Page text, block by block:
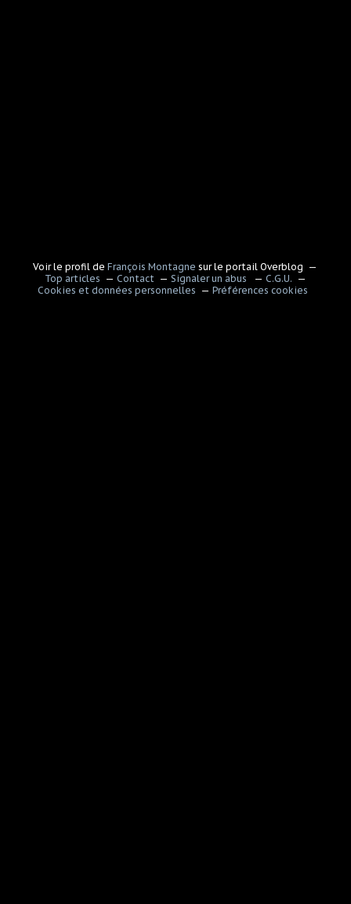
Voir le profil deFrançois Montagne sur le portail Overblog
Top articles
Contact Signaler un abus
C.G.U.
Cookies et données personnelles
Préférences cookies